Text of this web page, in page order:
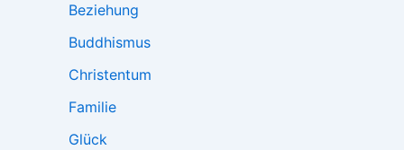
Beziehung
Buddhismus
Christentum
Familie
Glück